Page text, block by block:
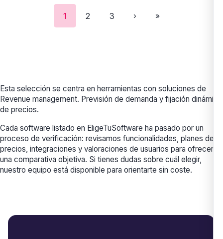
1 2 3 › »
Esta selección se centra en herramientas con soluciones de
Revenue management. Previsión de demanda y fijación dinámica
de precios.
Cada software listado en EligeTuSoftware ha pasado por un
proceso de verificación: revisamos funcionalidades, planes de
precios, integraciones y valoraciones de usuarios para ofrecerte
una comparativa objetiva. Si tienes dudas sobre cuál elegir,
nuestro equipo está disponible para orientarte sin coste.